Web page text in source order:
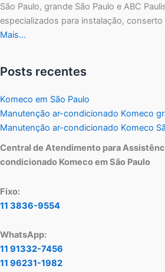
São Paulo, grande São Paulo e ABC
especializados para instalação,
Mais…
Posts recentes
Komeco em São Paulo
Manutenção ar-condicionado Komeco
Manutenção ar-condicionado Komeco
Central de Atendimento para
condicionado Komeco em São Paulo
Fixo:
11 3836-9554
WhatsApp:
11 91332-7456
11 96231-1982